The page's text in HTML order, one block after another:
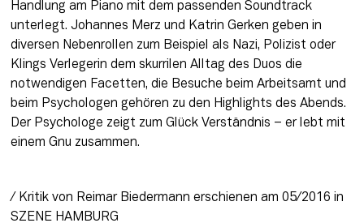
Handlung am Piano mit dem passenden Soundtrack
unterlegt. Johannes Merz und Katrin Gerken geben in
diversen Nebenrollen zum Beispiel als Nazi, Polizist oder
Klings Verlegerin dem skurrilen Alltag des Duos die
notwendigen Facetten, die Besuche beim Arbeitsamt und
beim Psychologen gehören zu den Highlights des Abends.
Der Psychologe zeigt zum Glück Verständnis – er lebt mit
einem Gnu zusammen.
/ Kritik von Reimar Biedermann erschienen am 05/2016 in
SZENE HAMBURG